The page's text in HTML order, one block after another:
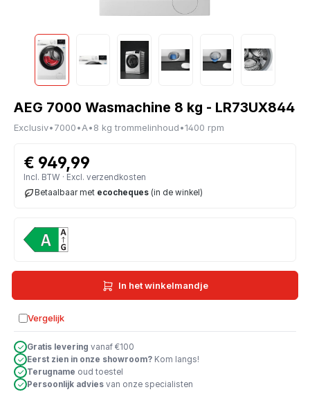
AEG 7000 Wasmachine 8 kg - LR73UX844
Exclusiv•7000•A•8 kg trommelinhoud•1400 rpm
€ 949,99
Incl. BTW · Excl. verzendkosten
Betaalbaar met ecocheques (in de winkel)
In het winkelmandje
Vergelijk
Toevoegen aan vergelijking
Gratis levering vanaf €100
Eerst zien in onze showroom? Kom langs!
Terugname oud toestel
Persoonlijk advies van onze specialisten